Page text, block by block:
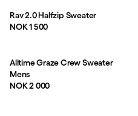
Rav 2.0 Halfzip Sweater
Pris:
NOK 1 500
Alltime Graze Crew Sweater
Mens
Pris:
NOK 2 000